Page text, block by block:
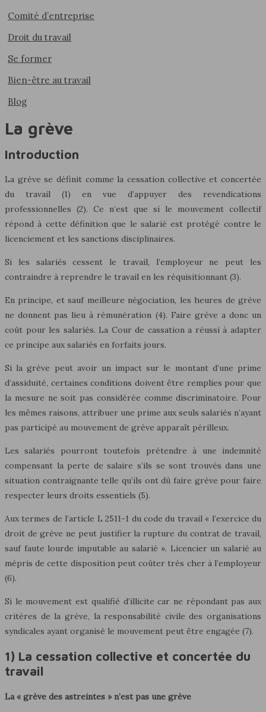
Comité d’entreprise
Droit du travail
Se former
Bien-être au travail
Blog
La grève
Introduction
La grève se définit comme la cessation collective et concertée
du travail (1) en vue d’appuyer des revendications
professionnelles (2). Ce n’est que si le mouvement collectif
répond à cette définition que le salarié est protégé contre le
licenciement et les sanctions disciplinaires.
Si les salariés cessent le travail, l’employeur ne peut les
contraindre à reprendre le travail en les réquisitionnant (3).
En principe, et sauf meilleure négociation, les heures de grève
ne donnent pas lieu à rémunération (4). Faire grève a donc un
coût pour les salariés. La Cour de cassation a réussi à adapter
ce principe aux salariés en forfaits jours.
Si la grève peut avoir un impact sur le montant d’une prime
d’assiduité, certaines conditions doivent être remplies pour que
la mesure ne soit pas considérée comme discriminatoire. Pour
les mêmes raisons, attribuer une prime aux seuls salariés n’ayant
pas participé au mouvement de grève apparaît périlleux.
Les salariés pourront toutefois prétendre à une indemnité
compensant la perte de salaire s’ils se sont trouvés dans une
situation contraignante telle qu’ils ont dû faire grève pour faire
respecter leurs droits essentiels (5).
Aux termes de l’article L 2511-1 du code du travail « l’exercice du
droit de grève ne peut justifier la rupture du contrat de travail,
sauf faute lourde imputable au salarié ». Licencier un salarié au
mépris de cette disposition peut coûter très cher à l’employeur
(6).
Si le mouvement est qualifié d’illicite car ne répondant pas aux
critères de la grève, la responsabilité civile des organisations
syndicales ayant organisé le mouvement peut être engagée (7).
1) La cessation collective et concertée du
travail
La « grève des astreintes » n’est pas une grève